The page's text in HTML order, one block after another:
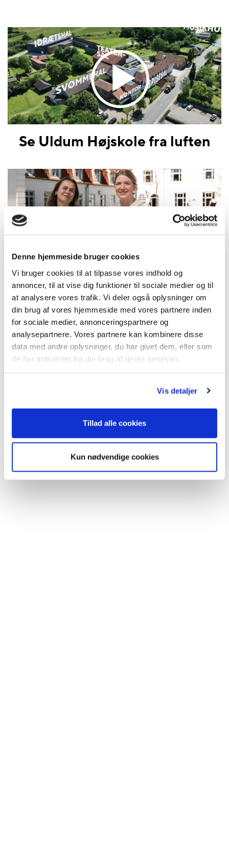
Denne hjemmeside bruger cookies
Vi bruger cookies til at tilpasse vores indhold og
annoncer, til at vise dig funktioner til sociale medier og til
at analysere vores trafik. Vi deler også oplysninger om
din brug af vores hjemmeside med vores partnere inden
for sociale medier, annonceringspartnere og
analysepartnere. Vores partnere kan kombinere disse
data med andre oplysninger, du har givet dem, eller som
de har indsamlet fra din brug af deres tjenester.
Vis detaljer
Tillad alle cookies
Kun nødvendige cookies
Se Uldum Højskole fra luften
Hvad siger højskoleelever?
Se højskolens faciliteter